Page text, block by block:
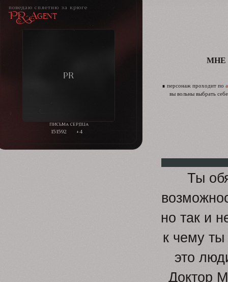
поведаю сплетню за крюге
PR-Agent
151592 +4
МНЕ
∎ персонаж проходит по
вы вольны выбрать
Ты
но так и
к чему
это
Доктор